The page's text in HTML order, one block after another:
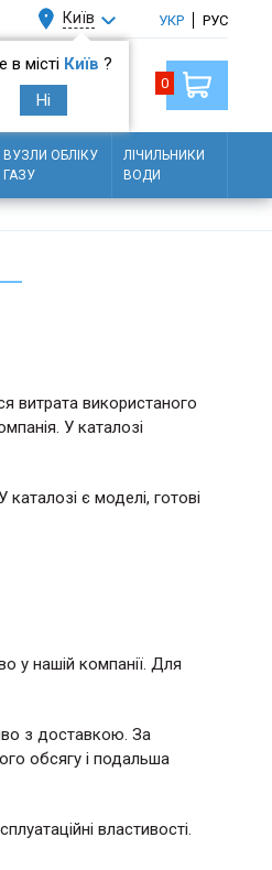
Київ
в місті Київ ?
Ні
УКР РУС
0
ВУЗЛИ ОБЛІКУ
ГАЗУ
ЛІЧИЛЬНИКИ
ВОДИ
витрата використаного
У каталозі
є моделі, готові
у нашій компанії. Для
з доставкою. За
обсягу і подальша
властивості.